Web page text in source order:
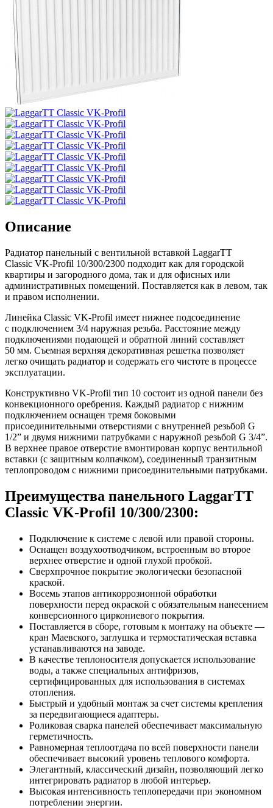
Описание
Радиатор панельный с вентильной вставкой LaggarTT
Classic VK-Profil 10/300/2300 подходит как для городской
квартиры и загородного дома, так и для офисных или
административных помещений. Поставляется как в левом, так
и правом исполнении.
Линейка Classic VK-Profil имеет нижнее подсоединение
с подключением 3/4 наружная резьба. Расстояние между
подключениями подающей и обратной линий составляет
50 мм. Съемная верхняя декоративная решетка позволяет
легко очищать радиатор и содержать его чистоте в процессе
эксплуатации.
Конструктивно VK-Profil тип 10 состоит из одной панели без
конвекционного оребрения. Каждый радиатор с нижним
подключением оснащен тремя боковыми
присоединительными отверстиями с внутренней резьбой G
1/2” и двумя нижними патрубками с наружной резьбой G 3/4”.
В верхнее правое отверстие вмонтирован корпус вентильной
вставки (с защитным колпачком), соединенный транзитным
теплопроводом с нижними присоединительными патрубками.
Преимущества панельного LaggarTT
Classic VK-Profil 10/300/2300:
Подключение к системе с левой или правой стороны.
Оснащен воздухоотводчиком, встроенным во второе
верхнее отверстие и одной глухой пробкой.
Сверхпрочное покрытие экологически безопасной
краской.
Восемь этапов антикоррозионной обработки
поверхности перед окраской с обязательным нанесением
конверсионного циркониевого покрытия.
Поставляется в сборе, готовым к монтажу на объекте —
кран Маевского, заглушка и термостатическая вставка
устанавливаются на заводе.
В качестве теплоносителя допускается использование
воды, а также специальных антифризов,
сертифицированных для использования в системах
отопления.
Быстрый и удобный монтаж за счет системы крепления
за передвигающиеся адаптеры.
Роликовая сварка панелей обеспечивает максимальную
герметичность.
Равномерная теплоотдача по всей поверхности панели
обеспечивает высокий уровень теплового комфорта.
Элегантный, классический дизайн, позволяющий легко
интегрировать радиатор в любой интерьер.
Высокая интенсивность теплопередачи при экономном
потреблении энергии.